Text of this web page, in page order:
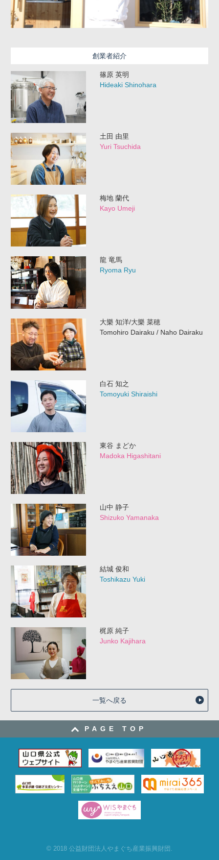
創業者紹介
篠原 英明
Hideaki Shinohara
土田 由里
Yuri Tsuchida
梅地 蘭代
Kayo Umeji
龍 竜馬
Ryoma Ryu
大樂 知洋/大樂 菜穂
Tomohiro Dairaku / Naho Dairaku
白石 知之
Tomoyuki Shiraishi
東谷 まどか
Madoka Higashitani
山中 静子
Shizuko Yamanaka
結城 俊和
Toshikazu Yuki
梶原 純子
Junko Kajihara
一覧へ戻る
PAGE TOP
© 2018 公益財団法人やまぐち産業振興財団